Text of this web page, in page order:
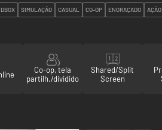
SIMULAÇÃO CASUAL CO-OP ENGRAÇADO AÇÃO
Co-op, tela
partilh./dividido
Shared/Split
Screen